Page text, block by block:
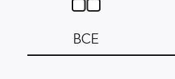
ВСЕ